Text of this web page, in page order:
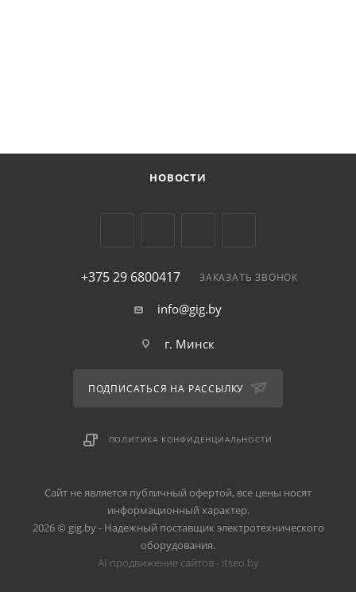
НОВОСТИ
+375 29 6800417 ЗАКАЗАТЬ ЗВОНОК
info@gig.by
г. Минск
ПОДПИСАТЬСЯ НА РАССЫЛКУ
ПОЛИТИКА КОНФИДЕНЦИАЛЬНОСТИ
Сайт не является публичный офертой, все цены носят
информационный характер.
2026 © gig.by - Надежный поставщик электротехнического
оборудования.
AI продвижение сайтов - itseo.by